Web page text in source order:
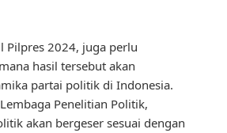
Pilpres 2024, juga perlu
hasil tersebut akan
partai politik di Indonesia.
Penelitian Politik,
akan bergeser sesuai dengan